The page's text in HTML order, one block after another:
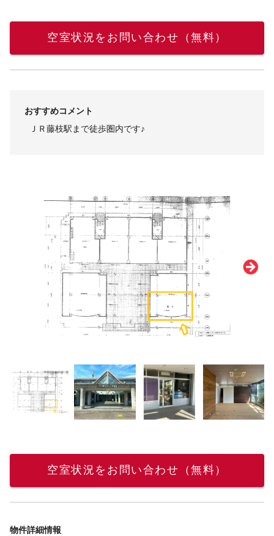
空室状況をお問い合わせ（無料）
おすすめコメント
ＪＲ藤枝駅まで徒歩圏内です♪
空室状況をお問い合わせ（無料）
物件詳細情報